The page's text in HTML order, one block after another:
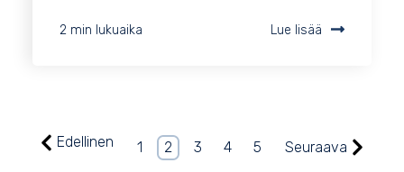
2 min lukuaika Lue lisää
Edellinen 1 2 3 4 5 Seuraava